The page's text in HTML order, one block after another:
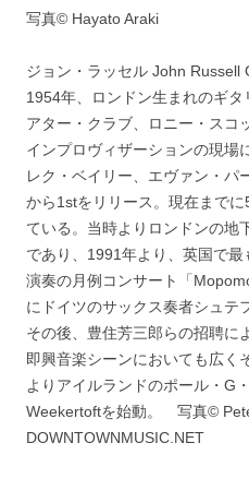
写真© Hayato Araki
ジョン・ラッセル John Russell
1954年、ロンドン生まれのギ
アター・クラブ、ロニー・スコ
インプロヴィザーションの現場
レク・ベイリー、エヴァン・パ
から1stをリリース。現在まで
ている。当時よりロンドンの地
であり、1991年より、英国で
演奏の月例コンサート「
にドイツのサックス奏者シュテ
その後、豊住芳三郎らの招聘に
即興音楽シーンにおいても広く
よりアイルランドのポール・G
Weekertoftを始動。 写真©
DOWNTOWNMUSIC.NET